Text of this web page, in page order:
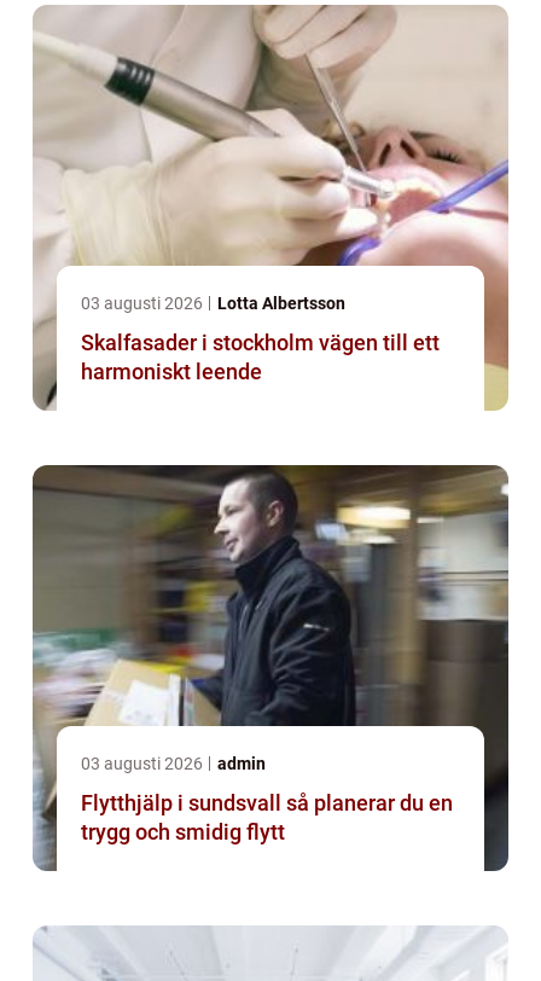
03 augusti 2026 Lotta Albertsson
Skalfasader i stockholm vägen till ett
harmoniskt leende
03 augusti 2026 admin
Flytthjälp i sundsvall så planerar du en
trygg och smidig flytt